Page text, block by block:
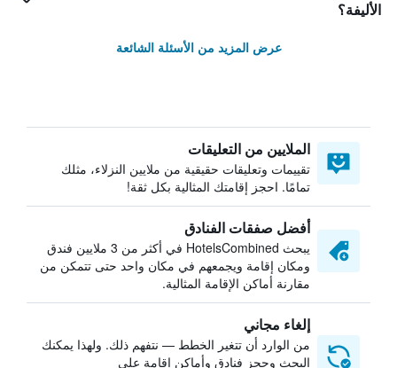
الأليفة؟
عرض المزيد من الأسئلة الشائعة
الملايين من التعليقات
تقييمات وتعليقات حقيقية من ملايين النزلاء، مثلك
تمامًا. احجز إقامتك المثالية بكل ثقة!
أفضل صفقات الفنادق
يبحث HotelsCombined في أكثر من 3 ملايين فندق
ومكان إقامة ويجمعهم في مكان واحد حتى تتمكن من
مقارنة أماكن الإقامة المثالية.
إلغاء مجاني
من الوارد أن تتغير الخطط — نتفهم ذلك. ولهذا يمكنك
البحث وحجز فنادق وأماكن إقامة على